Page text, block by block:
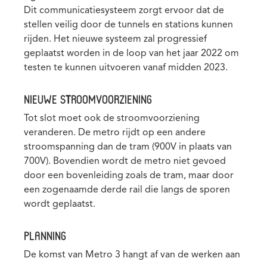
Dit communicatiesysteem zorgt ervoor dat de
stellen veilig door de tunnels en stations kunnen
rijden. Het nieuwe systeem zal progressief
geplaatst worden in de loop van het jaar 2022 om
testen te kunnen uitvoeren vanaf midden 2023.
NIEUWE STROOMVOORZIENING
Tot slot moet ook de stroomvoorziening
veranderen. De metro rijdt op een andere
stroomspanning dan de tram (900V in plaats van
700V). Bovendien wordt de metro niet gevoed
door een bovenleiding zoals de tram, maar door
een zogenaamde derde rail die langs de sporen
wordt geplaatst.
PLANNING
De komst van Metro 3 hangt af van de werken aan